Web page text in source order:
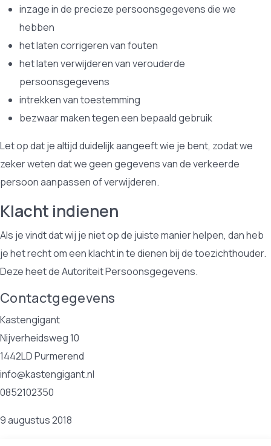
inzage in de precieze persoonsgegevens die we
hebben
het laten corrigeren van fouten
het laten verwijderen van verouderde
persoonsgegevens
intrekken van toestemming
bezwaar maken tegen een bepaald gebruik
Let op dat je altijd duidelijk aangeeft wie je bent, zodat we
zeker weten dat we geen gegevens van de verkeerde
persoon aanpassen of verwijderen.
Klacht indienen
Als je vindt dat wij je niet op de juiste manier helpen, dan heb
je het recht om een klacht in te dienen bij de toezichthouder.
Deze heet de Autoriteit Persoonsgegevens.
Contactgegevens
Kastengigant
Nijverheidsweg 10
1442LD Purmerend
info@kastengigant.nl
0852102350
9 augustus 2018